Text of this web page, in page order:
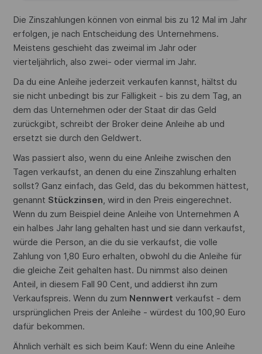
Die Zinszahlungen können von einmal bis zu 12 Mal im Jahr
erfolgen, je nach Entscheidung des Unternehmens.
Meistens geschieht das zweimal im Jahr oder
vierteljährlich, also zwei- oder viermal im Jahr.
Da du eine Anleihe jederzeit verkaufen kannst, hältst du
sie nicht unbedingt bis zur Fälligkeit - bis zu dem Tag, an
dem das Unternehmen oder der Staat dir das Geld
zurückgibt, schreibt der Broker deine Anleihe ab und
ersetzt sie durch den Geldwert.
Was passiert also, wenn du eine Anleihe zwischen den
Tagen verkaufst, an denen du eine Zinszahlung erhalten
sollst? Ganz einfach, das Geld, das du bekommen hättest,
genannt Stückzinsen, wird in den Preis eingerechnet.
Wenn du zum Beispiel deine Anleihe von Unternehmen A
ein halbes Jahr lang gehalten hast und sie dann verkaufst,
würde die Person, an die du sie verkaufst, die volle
Zahlung von 1,80 Euro erhalten, obwohl du die Anleihe für
die gleiche Zeit gehalten hast. Du nimmst also deinen
Anteil, in diesem Fall 90 Cent, und addierst ihn zum
Verkaufspreis. Wenn du zum Nennwertverkaufst - dem
ursprünglichen Preis der Anleihe - würdest du 100,90 Euro
dafür bekommen.
Ähnlich verhält es sich beim Kauf: Wenn du eine Anleihe